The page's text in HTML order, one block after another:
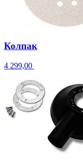
Колпак
4 299,00